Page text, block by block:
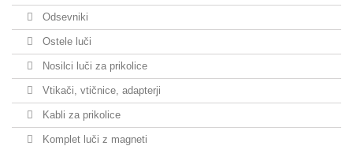
Odsevniki
Ostele luči
Nosilci luči za prikolice
Vtikači, vtičnice, adapterji
Kabli za prikolice
Komplet luči z magneti